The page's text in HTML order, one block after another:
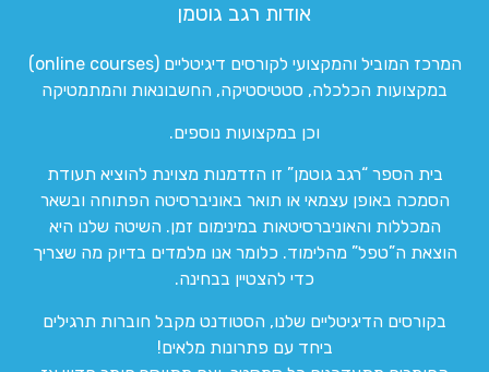
אודות רגב גוטמן
המרכז המוביל והמקצועי לקורסים דיגיטליים (online courses)
במקצועות הכלכלה, סטטיסטיקה, החשבונאות והמתמטיקה
וכן במקצועות נוספים.
בית הספר “רגב גוטמן” זו הזדמנות מצוינת להוציא תעודת
הסמכה באופן עצמאי או תואר באוניברסיטה הפתוחה ובשאר
המכללות והאוניברסיטאות במינימום זמן. השיטה שלנו היא
הוצאת ה”טפל” מהלימוד. כלומר אנו מלמדים בדיוק מה שצריך
כדי להצטיין בבחינה.
בקורסים הדיגיטליים שלנו, הסטודנט מקבל חוברות תרגילים
ביחד עם פתרונות מלאים!